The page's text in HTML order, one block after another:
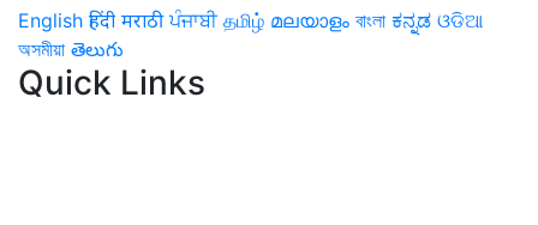
English हिंदी मराठी ਪੰਜਾਬੀ தமிழ் മലയാളം বাংলা ಕನ್ನಡ ଓଡିଆ
অসমীয়া తెలుగు
Quick Links